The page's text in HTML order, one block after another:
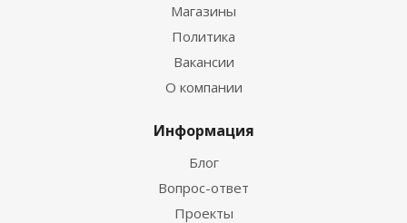
Магазины
Политика
Вакансии
О компании
Информация
Блог
Вопрос-ответ
Проекты